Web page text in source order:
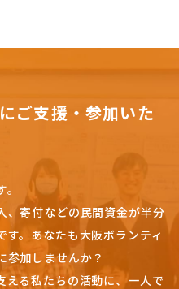
ご支援・参加いた
、寄付などの民間資金が半分
。 あなたも大阪ボランティ
参加しませんか？
える私たちの活動に、一人で